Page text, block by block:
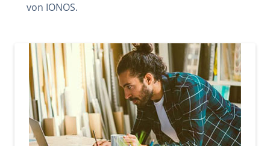
von IONOS.